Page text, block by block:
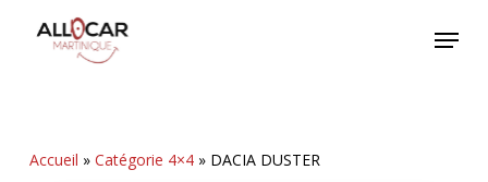
Menu
Accueil » Catégorie 4×4» DACIA DUSTER